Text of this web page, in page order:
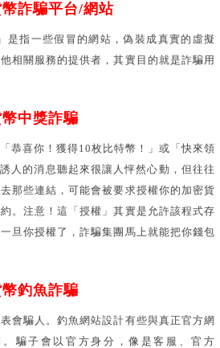
詐騙平台/網站
是指一些假冒的網站，偽裝成真實的虛擬
相關服務的提供者，其實目的就是詐騙用
中獎詐騙
恭喜你！獲得10枚比特幣！」或「快來領
人的消息聽起來很讓人怦然心動，但往往
那些連結，可能會被要求授權你的加密貨
。注意！這「授權」其實是允許該程式存
旦你授權了，詐騙集團馬上就能把你錢包
釣魚詐騙
會騙人。釣魚網站設計有些與真正官方網
騙子會以官方身分，像是客服、官方